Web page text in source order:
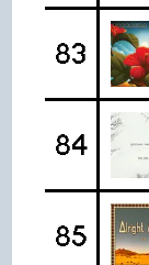
83
84
85